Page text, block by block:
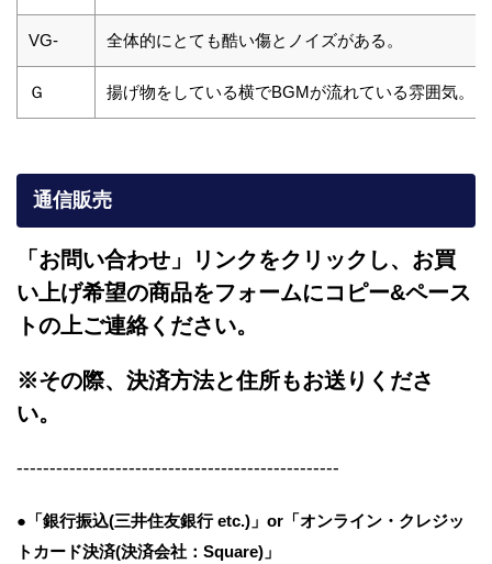
VG- 全体的にとても酷い傷とノイズがある。
Ｇ 揚げ物をしている横でBGMが流れている雰囲気。
通信販売
「お問い合わせ」リンクをクリックし、 お買
い上げ希望の商品をフォームにコピー&ペース
トの上ご連絡ください。
※その際、決済方法と住所もお送りくださ
い。
-------------------------------------------------
●「銀行振込(三井住友銀行 etc.)」or「オンライン・クレジッ
トカード決済(決済会社：Square)」